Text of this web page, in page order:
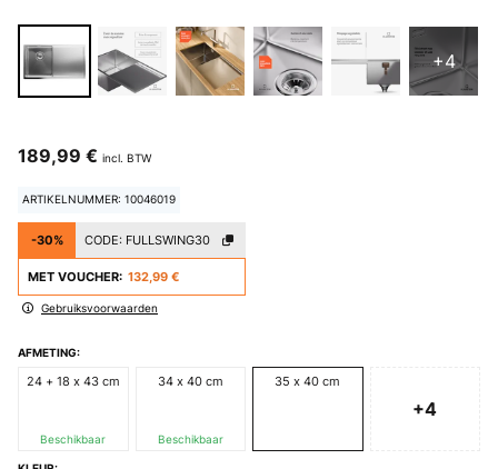
+4
189,99 € incl. BTW
ARTIKELNUMMER: 10046019
-30% CODE: FULLSWING30
MET VOUCHER: 132,99 €
Gebruiksvoorwaarden
AFMETING:
24 + 18 x 43 cm
Beschikbaar
34 x 40 cm
Beschikbaar
35 x 40 cm
+4